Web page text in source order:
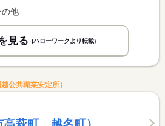
の他
見る (ハローワークより転載)
公共職業安定所）